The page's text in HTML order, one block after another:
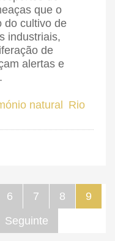
que o
do cultivo de
industriais,
de
alertas e
natural Rio
6 7 8
9
Seguinte